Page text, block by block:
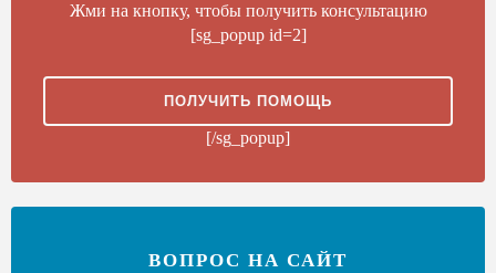
Жми на кнопку, чтобы получить консультацию
[sg_popup id=2]
ПОЛУЧИТЬ ПОМОЩЬ
[/sg_popup]
ВОПРОС НА САЙТ